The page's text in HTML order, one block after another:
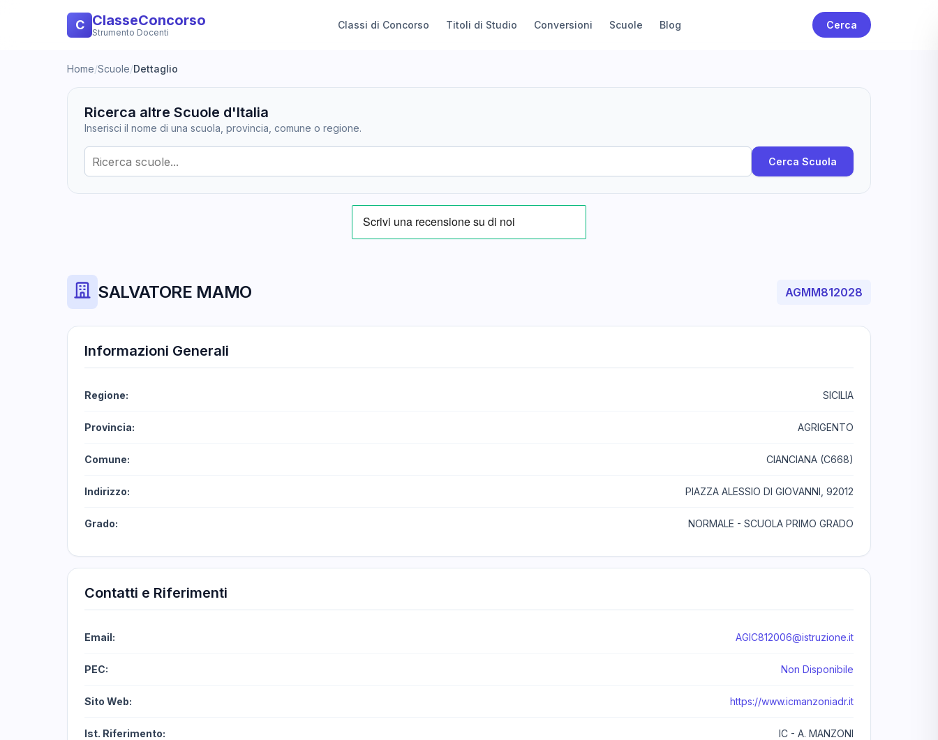
C ClasseConcorso
Strumento Docenti
Classi di Concorso Titoli di Studio Conversioni Scuole Blog Cerca
Home/Scuole/Dettaglio
Ricerca altre Scuole d'Italia
Inserisci il nome di una scuola, provincia, comune o regione.
Cerca Scuola
SALVATORE MAMO AGMM812028
Informazioni Generali
Regione: SICILIA
Provincia: AGRIGENTO
Comune: CIANCIANA (C668)
Indirizzo: PIAZZA ALESSIO DI GIOVANNI, 92012
Grado: NORMALE - SCUOLA PRIMO GRADO
Contatti e Riferimenti
Email: AGIC812006@istruzione.it
PEC: Non Disponibile
Sito Web: https://www.icmanzoniadr.it
Ist. Riferimento: IC - A. MANZONI